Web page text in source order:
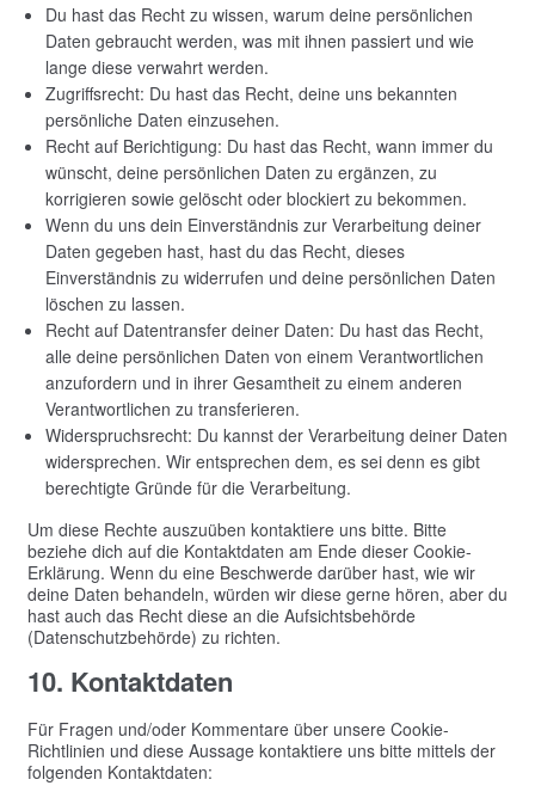
Du hast das Recht zu wissen, warum deine persönlichen
Daten gebraucht werden, was mit ihnen passiert und wie
lange diese verwahrt werden.
Zugriffsrecht: Du hast das Recht, deine uns bekannten
persönliche Daten einzusehen.
Recht auf Berichtigung: Du hast das Recht, wann immer du
wünscht, deine persönlichen Daten zu ergänzen, zu
korrigieren sowie gelöscht oder blockiert zu bekommen.
Wenn du uns dein Einverständnis zur Verarbeitung deiner
Daten gegeben hast, hast du das Recht, dieses
Einverständnis zu widerrufen und deine persönlichen Daten
löschen zu lassen.
Recht auf Datentransfer deiner Daten: Du hast das Recht,
alle deine persönlichen Daten von einem Verantwortlichen
anzufordern und in ihrer Gesamtheit zu einem anderen
Verantwortlichen zu transferieren.
Widerspruchsrecht: Du kannst der Verarbeitung deiner Daten
widersprechen. Wir entsprechen dem, es sei denn es gibt
berechtigte Gründe für die Verarbeitung.
Um diese Rechte auszuüben kontaktiere uns bitte. Bitte
beziehe dich auf die Kontaktdaten am Ende dieser Cookie-
Erklärung. Wenn du eine Beschwerde darüber hast, wie wir
deine Daten behandeln, würden wir diese gerne hören, aber du
hast auch das Recht diese an die Aufsichtsbehörde
(Datenschutzbehörde) zu richten.
10. Kontaktdaten
Für Fragen und/oder Kommentare über unsere Cookie-
Richtlinien und diese Aussage kontaktiere uns bitte mittels der
folgenden Kontaktdaten: